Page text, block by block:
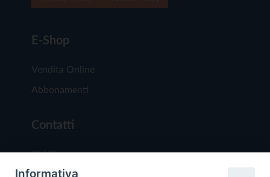
E-Shop
Vendita Online
Abbonamenti
Contatti
Chi Siamo
Redazione
Informativa